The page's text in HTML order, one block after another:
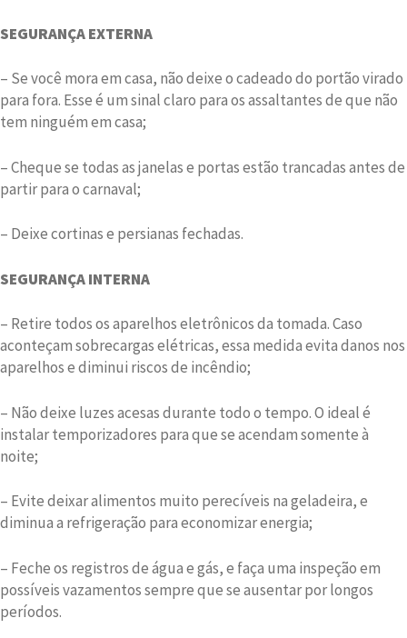
SEGURANÇA EXTERNA
– Se você mora em casa, não deixe o cadeado do portão virado
para fora. Esse é um sinal claro para os assaltantes de que não
tem ninguém em casa;
– Cheque se todas as janelas e portas estão trancadas antes de
partir para o carnaval;
– Deixe cortinas e persianas fechadas.
SEGURANÇA INTERNA
– Retire todos os aparelhos eletrônicos da tomada. Caso
aconteçam sobrecargas elétricas, essa medida evita danos nos
aparelhos e diminui riscos de incêndio;
– Não deixe luzes acesas durante todo o tempo. O ideal é
instalar temporizadores para que se acendam somente à
noite;
– Evite deixar alimentos muito perecíveis na geladeira, e
diminua a refrigeração para economizar energia;
– Feche os registros de água e gás, e faça uma inspeção em
possíveis vazamentos sempre que se ausentar por longos
períodos.